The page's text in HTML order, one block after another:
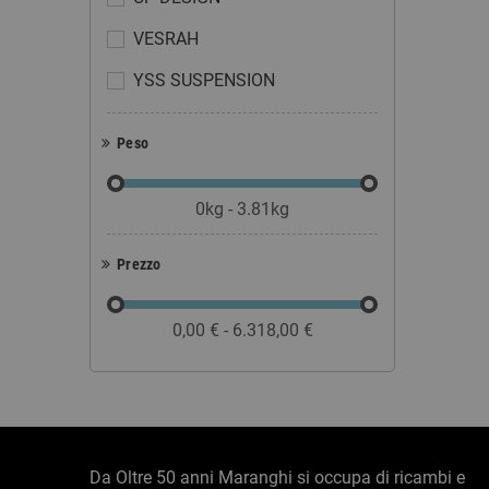
VESRAH
YSS SUSPENSION
Peso
0kg - 3.81kg
Prezzo
0,00 € - 6.318,00 €
Da Oltre 50 anni Maranghi si occupa di ricambi e